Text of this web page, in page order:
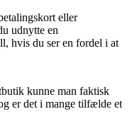
eller
udnytte en
hvis du ser en fordel i at
kunne man faktisk
er det i mange tilfælde et